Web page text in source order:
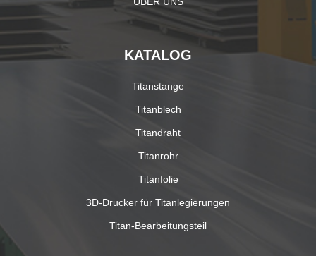
KATALOG
Titanstange
Titanblech
Titandraht
Titanrohr
Titanfolie
3D-Drucker für Titanlegierungen
Titan-Bearbeitungsteil